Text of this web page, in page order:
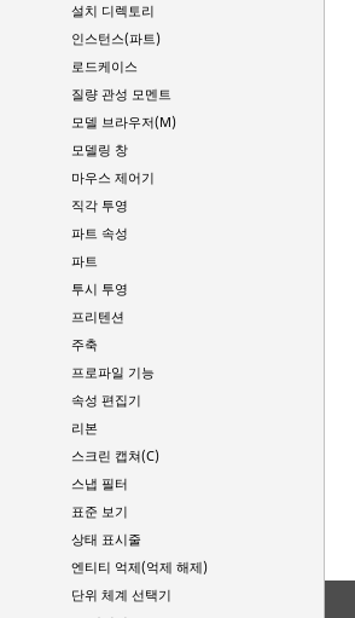
설치 디렉토리
인스턴스(파트)
로드케이스
질량 관성 모멘트
모델 브라우저(M)
모델링 창
마우스 제어기
직각 투영
파트 속성
파트
투시 투영
프리텐션
주축
프로파일 기능
속성 편집기
리본
스크린 캡쳐(C)
스냅 필터
표준 보기
상태 표시줄
엔티티 억제(억제 해제)
단위 체계 선택기